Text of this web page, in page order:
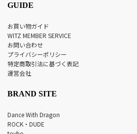
GUIDE
お買い物ガイド
WITZ MEMBER SERVICE
お問い合わせ
プライバシーポリシー
特定商取引法に基づく表記
運営会社
BRAND SITE
Dance With Dragon
ROCK・DUDE